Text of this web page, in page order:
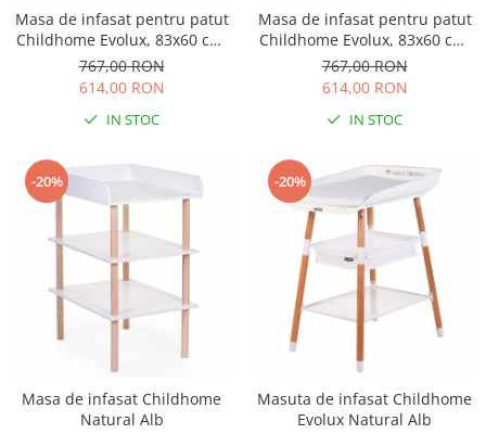
Masa de infasat pentru patut
Childhome Evolux, 83x60 cm,
Antracit
767,00 RON
614,00 RON
IN STOC
Masa de infasat pentru patut
Childhome Evolux, 83x60 cm,
Alb
767,00 RON
614,00 RON
IN STOC
-20%
Masa de infasat Childhome
Natural Alb
-20%
Masuta de infasat Childhome
Evolux Natural Alb